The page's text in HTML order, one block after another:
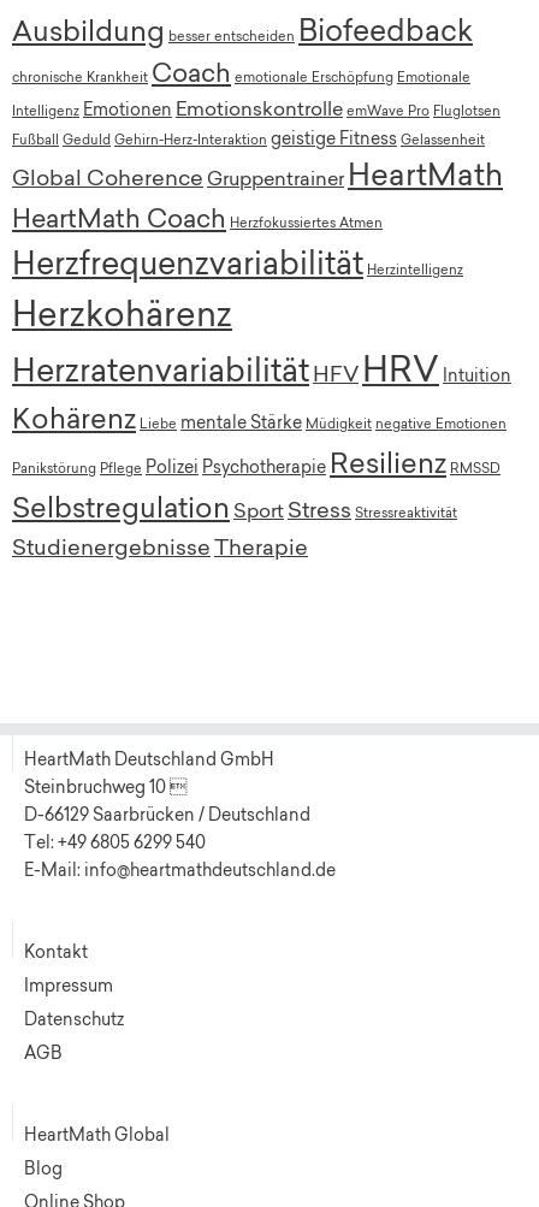
Ausbildung besser entscheiden Biofeedback
chronische Krankheit Coach emotionale Erschöpfung Emotionale
Intelligenz Emotionen Emotionskontrolle emWave Pro Fluglotsen
Fußball Geduld Gehirn-Herz-Interaktion geistige Fitness Gelassenheit
Global Coherence Gruppentrainer HeartMath
HeartMath Coach Herzfokussiertes Atmen
Herzfrequenzvariabilität Herzintelligenz
Herzkohärenz
Herzratenvariabilität HFV HRV Intuition
Kohärenz Liebe mentale Stärke Müdigkeit negative Emotionen
Panikstörung Pflege Polizei Psychotherapie Resilienz RMSSD
Selbstregulation Sport Stress Stressreaktivität
Studienergebnisse Therapie
HeartMath Deutschland GmbH
Steinbruchweg 10 
D-66129 Saarbrücken / Deutschland
Tel: +49 6805 6299 540
E-Mail: info@heartmathdeutschland.de
Kontakt
Impressum
Datenschutz
AGB
HeartMath Global
Blog